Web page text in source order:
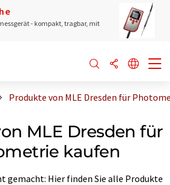
- kompakt, tragbar, mit
Produkte von MLE Dresden für
MLE Dresden für
kaufen
gemacht: Hier finden Sie alle Produkte